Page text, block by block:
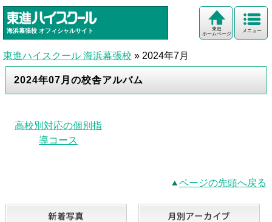
海浜幕張校 オフィシャルサイト メニュー
東進
ホームページ
東進ハイスクール 海浜幕張校 » 2024年7月
2024年07月の校舎アルバム
高校別対応の個別指
導コース
ページの先頭へ戻る
新着写真